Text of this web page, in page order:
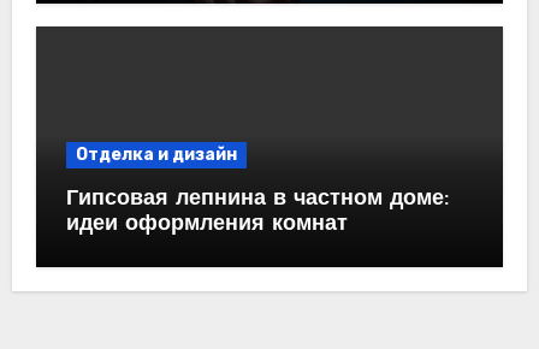
Отделка и дизайн
Гипсовая лепнина в частном доме:
идеи оформления комнат